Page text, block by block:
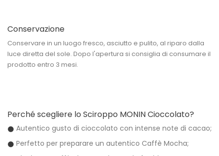
Conservazione
Conservare in un luogo fresco, asciutto e pulito, al riparo dalla
luce diretta del sole. Dopo l'apertura si consiglia di consumare il
prodotto entro 3 mesi.
Perché scegliere lo Sciroppo MONIN Cioccolato?
Autentico gusto di cioccolato con intense note di cacao;
Perfetto per preparare un autentico Caffè Mocha;